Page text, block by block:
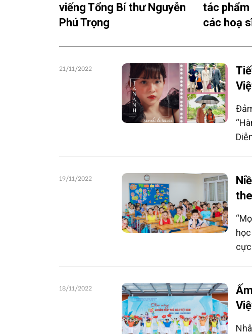
viếng Tổng Bí thư Nguyễn
Phú Trọng
tác
các hoạ
21/11/2022
cực
cô
19/11/2022
18/11/2022